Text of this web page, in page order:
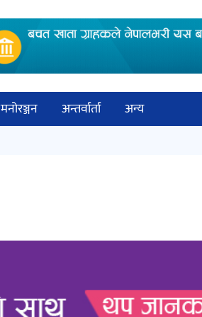
मनोरञ्जन अन्तर्वार्ता
अन्य